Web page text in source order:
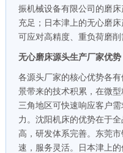
振机械设备有限公司的磨
充足；日本津上的无心磨
可应对高精度、重负荷磨削
无心磨床源头生产厂家优势
各源头厂家的核心优势各
景带来的技术积累，在微
三角地区可快速响应客户
力。沈阳机床的优势在于
高，研发体系完善。东莞
速，服务灵活。日本津上